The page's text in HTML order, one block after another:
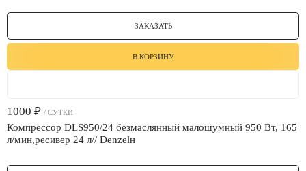
ЗАКАЗАТЬ
В КОРЗИНУ
1000 ₽ / СУТКИ
Компрессор DLS950/24 безмаслянный малошумный 950 Вт, 165
л/мин,ресивер 24 л// Denzelн